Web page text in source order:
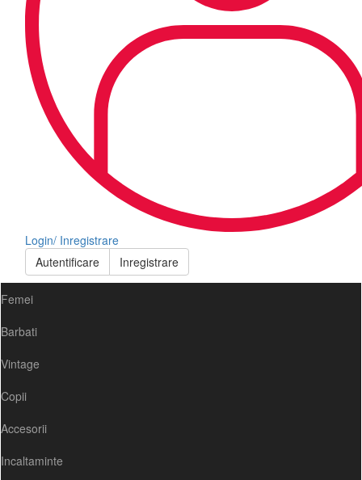
Login/ Inregistrare
Autentificare
Inregistrare
Femei
Barbati
Vintage
Copii
Accesorii
Incaltaminte